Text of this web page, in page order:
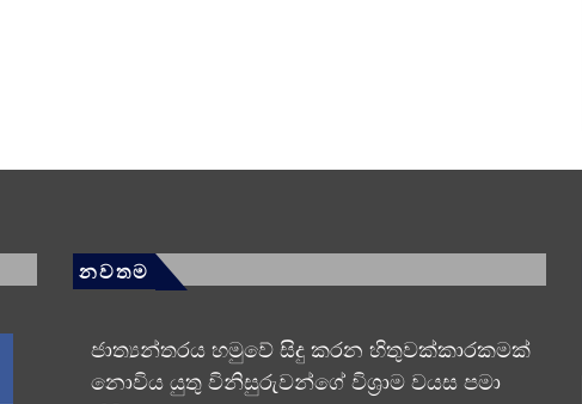
නවතම
ජාත්‍යන්තරය හමුවේ සිදු කරන හිතුවක්කාරකමක්
නොවිය යුතු විනිසුරුවන්ගේ විශ්‍රාම වයස පමා